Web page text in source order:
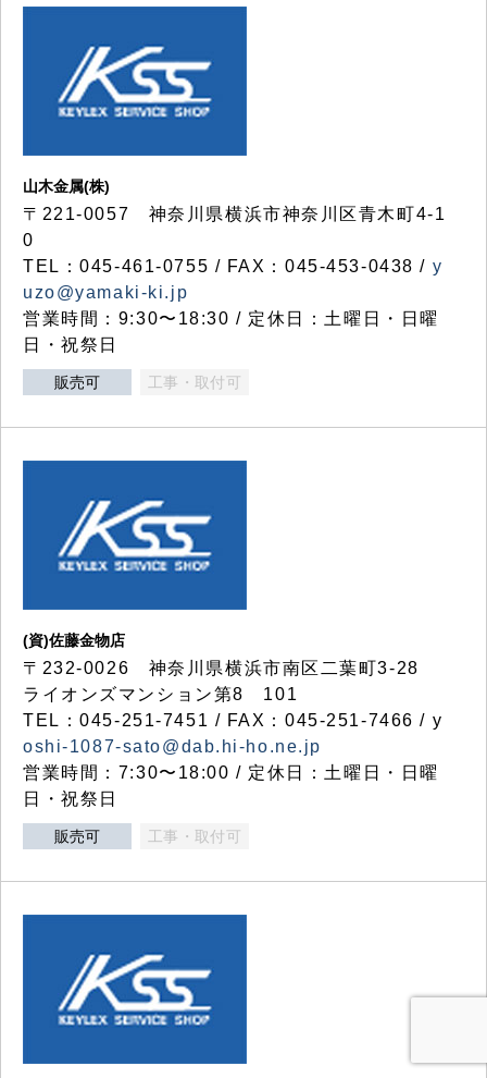
山木金属(株)
〒221-0057 神奈川県横浜市神奈川区青木町4-1
0
TEL：045-461-0755 / FAX：045-453-0438 / y
uzo@yamaki-ki.jp
営業時間：9:30〜18:30 / 定休日：土曜日・日曜
日・祝祭日
販売可 工事・取付可
(資)佐藤金物店
〒232-0026 神奈川県横浜市南区二葉町3-28
ライオンズマンション第8 101
TEL：045-251-7451 / FAX：045-251-7466 / y
oshi-1087-sato@dab.hi-ho.ne.jp
営業時間：7:30〜18:00 / 定休日：土曜日・日曜
日・祝祭日
販売可 工事・取付可